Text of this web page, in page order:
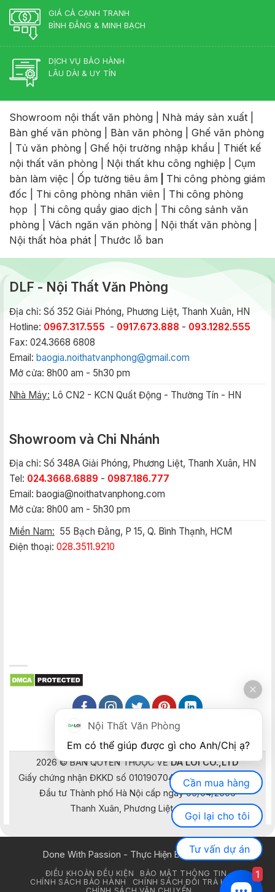
GIÁ CẢ CẠNH TRANH
BÌNH ĐẲNG & MINH BẠCH
DỊCH VỤ BẢO HÀNH
LÂU DÀI & UY TÍN
Showroom nội thất văn phòng Nhà máy sản xuất
Bàn ghế văn phòng
Bàn văn phòng
Ghế văn phòng
Tủ văn phòng Ghế hội trường nhập khẩu
Thiết kế
nội thất văn phòng
Nội thất khu công nghiệp
Cụm
bàn làm việc
Ốp tường tiêu âm
Thi công phòng giám
đốc
Thi công phòng nhân viên
Thi công phòng
họp
Thi công quầy giao dịch
Thi công sảnh văn
phòng
Vách ngăn văn phòng Nội thất văn phòng
Nội thất hòa phát
Thước lỗ ban
DLF - Nội Thất Văn Phòng
Địa chỉ: Số 352 Giải Phóng, Phương Liệt, Thanh Xuân, HN
Hotline: 0967.317.555 - 0917.673.888 - 093.1282.555
Fax: 024.3668 6808
Email: baogia.noithatvanphong@gmail.com
Mở cửa: 8h00 am - 5h30 pm
Nhà Máy: Lô CN2 - KCN Quất Động - Thường Tín - HN
Showroom và Chi Nhánh
Địa chỉ: Số 348A Giải Phóng, Phương Liệt, Thanh Xuân, HN
Tel: 024.3668.6889 - 0987.186.777
Email: baogia@noithatvanphong.com
Mở cửa: 8h00 am - 5h30 pm
Miền Nam: 55 Bạch Đằng, P 15, Q. Bình Thạnh, HCM
Điện thoại: 028.3511.9210
2026 © BẢN QUYỀN THUỘC VỀDA LOI CO.,LTD
Giấy chứng nhận ĐKKD số 0101907041 do Sở Kế hoạch và
Đầu tư Thành phố Hà Nội cấp ngày 05/04/2006
Thanh Xuân, Phương Liệt, Hà Nội
Done With Passion - Thực Hiện Bằng Đam Mê
ĐIỀU KHOẢN ĐỀU KIỆN
BẢO MẬT THÔNG TIN
CHÍNH SÁCH BẢO HÀNH
CHÍNH SÁCH ĐỔI TRẢ HÀNG
Nội Thất Văn Phòng
Cần mua hàng
Gọi lại cho tôi
Tư vấn dự án
1